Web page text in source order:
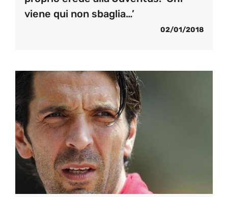
viene qui non sbaglia…’
02/01/2018